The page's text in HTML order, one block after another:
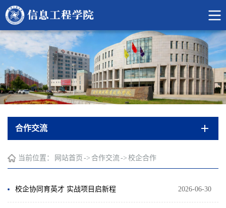
合作交流
当前位置： 网站首页 -> 合作交流-> 校企合作
2026-06-30
校企协同育英才 实战项目启新程